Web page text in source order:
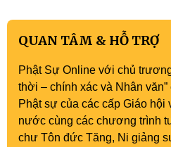
QUAN TÂM & HỖ TRỢ
Phật Sự Online với chủ
thời – chính xác và Nhân
Phật sự của các cấp Giáo hội
nước cùng các chương trình
chư Tôn đức Tăng, Ni giảng